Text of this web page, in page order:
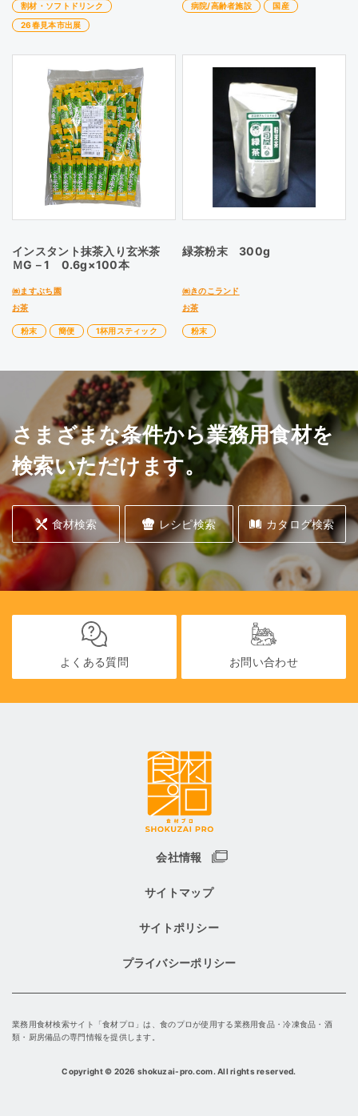
割材・ソフトドリンク
26春見本市出展
病院/高齢者施設
国産
インスタント抹茶入り玄米茶
ＭG－1 0.6g×100本
㈱ますぶち園
お茶
粉末 簡便 1杯用スティック
緑茶粉末 300g
㈱きのこランド
お茶
粉末
さまざまな条件から業務用食材を
検索いただけます。
食材検索 レシピ検索 カタログ検索
よくある質問 お問い合わせ
会社情報
サイトマップ
サイトポリシー
プライバシーポリシー
業務用食材検索サイト「食材プロ」は、食のプロが使用する業務用食品・冷凍食品・酒
類・厨房備品の専門情報を提供します。
Copyright © 2026 shokuzai-pro.com. All rights reserved.